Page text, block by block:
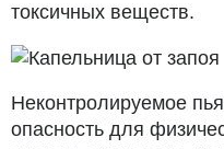
токсичных веществ.
Неконтролируемое
опасность для